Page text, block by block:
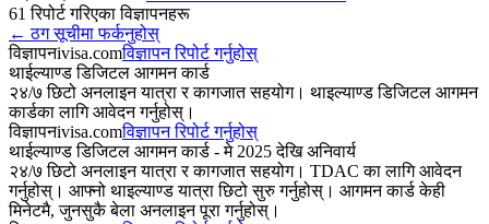
61 रिपोर्ट गरिएका विज्ञापनहरू
←ठग सूचीमा फर्कनुहोस्
विज्ञापनivisa.comविज्ञापन रिपोर्ट गर्नुहोस्
थाईल्याण्ड डिजिटल आगमन कार्ड
२४/७ छिटो अनलाइन यात्रा र कागजात सहयोग। थाइल्याण्ड डिजिटल आगमन
कार्डका लागि आवेदन गर्नुहोस्।
विज्ञापनivisa.comविज्ञापन रिपोर्ट गर्नुहोस्
थाईल्याण्ड डिजिटल आगमन कार्ड - मे 2025 देखि अनिवार्य
२४/७ छिटो अनलाइन यात्रा र कागजात सहयोग। TDAC का लागि आवेदन
गर्नुहोस्। आफ्नो थाइल्याण्ड यात्रा छिटो सुरु गर्नुहोस्। आगमन कार्ड केही
मिनेटमै, जुनसुकै बेला अनलाइन पूरा गर्नुहोस्।